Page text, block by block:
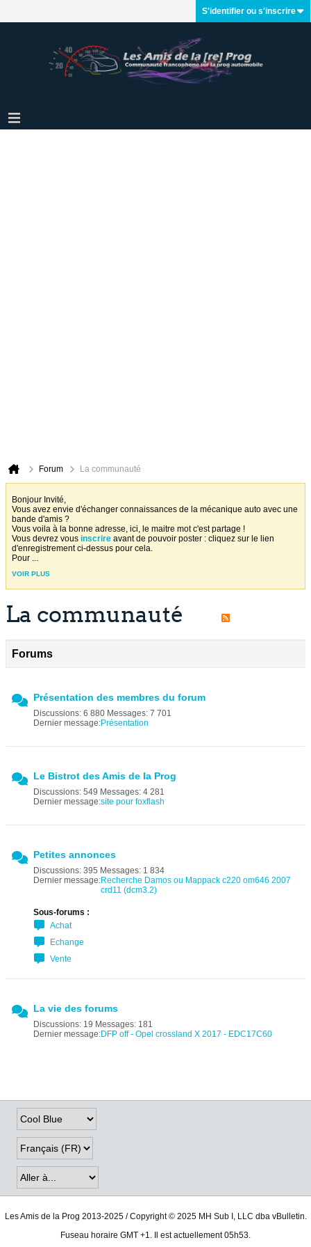
S'identifier ou s'inscrire
Forum La communauté
Bonjour Invité,
Vous avez envie d'échanger connaissances de la mécanique auto avec une
bande d'amis ?
Vous voila à la bonne adresse, ici, le maitre mot c'est partage !
Vous devrez vous inscrire avant de pouvoir poster : cliquez sur le lien
d'enregistrement ci-dessus pour cela.
Pour ...
VOIR PLUS
La communauté
Forums
Présentation des membres du forum
Discussions: 6 880 Messages: 7 701
Dernier message:Présentation
Le Bistrot des Amis de la Prog
Discussions: 549 Messages: 4 281
Dernier message:site pour foxflash
Petites annonces
Discussions: 395 Messages: 1 834
Dernier message:Recherche Damos ou Mappack c220 om646 2007
crd11 (dcm3.2)
Sous-forums :
Achat
Echange
Vente
La vie des forums
Discussions: 19 Messages: 181
Dernier message:DFP off - Opel crossland X 2017 - EDC17C60
Les Amis de la Prog 2013-2025 / Copyright © 2025 MH Sub I, LLC dba vBulletin.
Fuseau horaire GMT +1. Il est actuellement 05h53.